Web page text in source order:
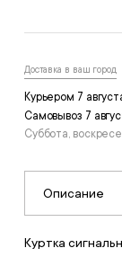
Доставка в ваш город
Курьером 7
Самовывоз 7
Суббота,
Описание
Куртка